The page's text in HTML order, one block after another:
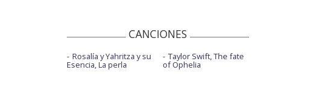
CANCIONES
Rosalía y Yahritza y su
Esencia, La perla
Taylor Swift, The fate
of Ophelia